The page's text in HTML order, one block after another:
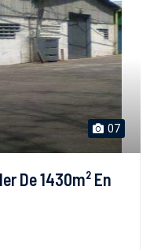
07
De 1430m² En